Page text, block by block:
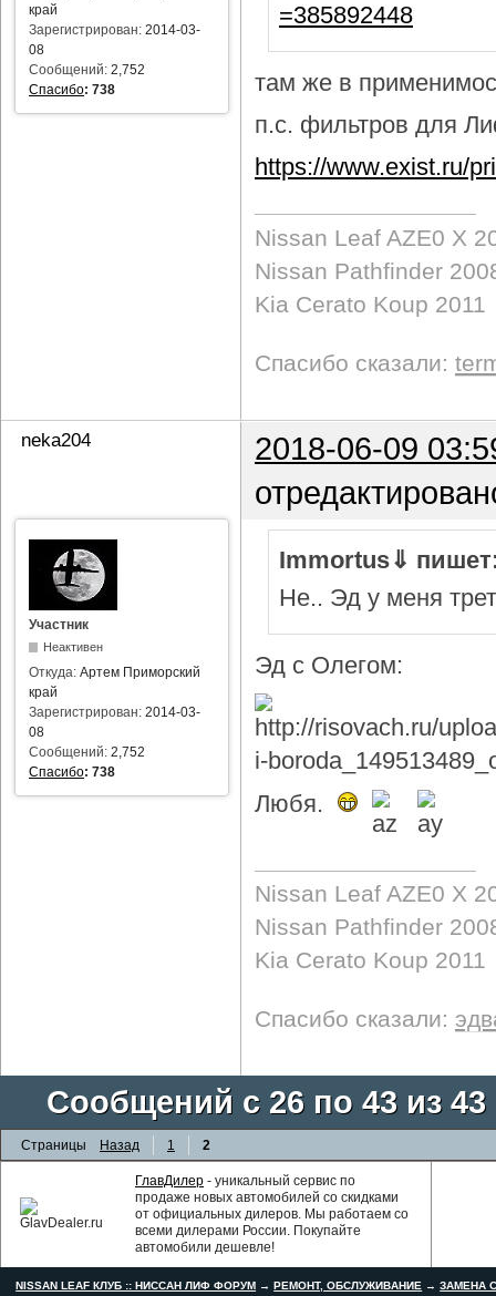
край
Зарегистрирован: 2014-03-
08
Сообщений: 2,752
Спасибо: 738
=385892448
там же в
п.с. фильтров для
https://www.exist.ru/
Nissan Leaf AZE0 X
Nissan Pathfinder
Kia Cerato Koup 2011
Спасибо сказали:
neka204
2018-06-09
Участник
Неактивен
Откуда: Артем Приморский
край
Зарегистрирован: 2014-03-
08
Сообщений: 2,752
Спасибо: 738
Immortus⇓
Не.. Эд у меня
Эд с Олегом:
Любя.
Nissan Leaf AZE0 X
Nissan Pathfinder
Kia Cerato Koup 2011
Спасибо сказали:
Сообщений с 26 по 43 из 43
Страницы Назад 1 2
ГлавДилер - уникальный сервис по
продаже новых автомобилей со скидками
от официальных дилеров. Мы работаем со
всеми дилерами России. Покупайте
автомобили дешевле!
NISSAN LEAF КЛУБ :: НИССАН ЛИФ ФОРУМ →РЕМОНТ, ОБСЛУЖИВАНИЕ →ЗАМЕНА